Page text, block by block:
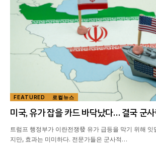
FEATURED 로컬뉴스
미국, 유가 잡을 카드 바닥났다… 결국 군
트럼프 행정부가 이란전쟁發 유가 급등을 막기 위해 잇
지만, 효과는 미미하다. 전문가들은 군사적…